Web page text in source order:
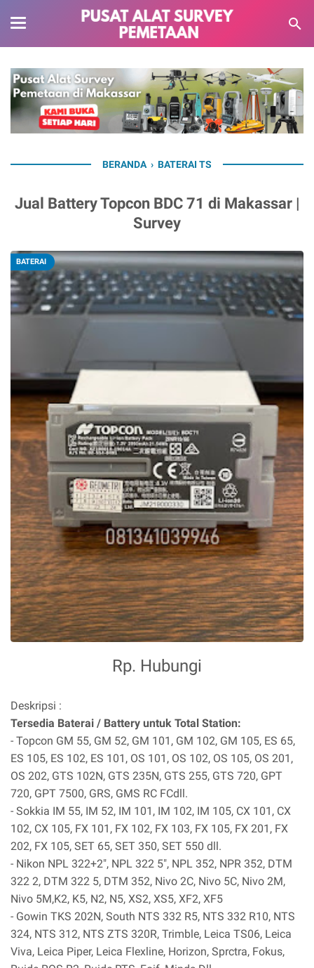
BERANDA › BATERAI TS
Jual Battery Topcon BDC 71 di Makassar |
Survey
BATERAI
Rp. Hubungi
Deskripsi :
Tersedia Baterai / Battery untuk Total Station:
- Topcon GM 55, GM 52, GM 101, GM 102, GM 105, ES 65,
ES 105, ES 102, ES 101, OS 101, OS 102, OS 105, OS 201,
OS 202, GTS 102N, GTS 235N, GTS 255, GTS 720, GPT
720, GPT 7500, GRS, GMS RC FCdll.
- Sokkia IM 55, IM 52, IM 101, IM 102, IM 105, CX 101, CX
102, CX 105, FX 101, FX 102, FX 103, FX 105, FX 201, FX
202, FX 105, SET 65, SET 350, SET 550 dll.
- Nikon NPL 322+2", NPL 322 5", NPL 352, NPR 352, DTM
322 2, DTM 322 5, DTM 352, Nivo 2C, Nivo 5C, Nivo 2M,
Nivo 5M,K2, K5, N2, N5, XS2, XS5, XF2, XF5
- Gowin TKS 202N, South NTS 332 R5, NTS 332 R10, NTS
324, NTS 312, NTS ZTS 320R, Trimble, Leica TS06, Leica
Viva, Leica Piper, Leica Flexline, Horizon, Sprctra, Fokus,